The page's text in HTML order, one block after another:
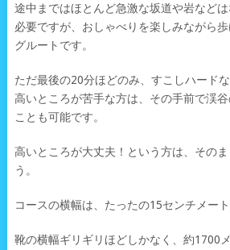
途中まではほとんど急激な坂道や岩など
必要ですが、おしゃべりを楽しみながら
グルートです。
ただ最後の20分ほどのみ、すこしハード
高いところが苦手な方は、その手前で渓
ことも可能です。
高いところが大丈夫！という方は、その
う。
コースの横幅は、たったの15センチメート
靴の横幅ギリギリほどしかなく、約1700